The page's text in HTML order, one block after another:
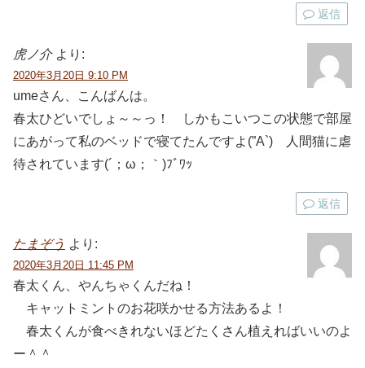
返信
虎ノ介 より:
2020年3月20日 9:10 PM
umeさん、こんばんは。
春太ひどいでしょ～～っ！ しかもこいつこの状態で部屋
にあがって私のベッドで寝てたんですよ(”A`) 人間猫に虐
待されています(´；ω；｀)ﾌﾞﾜｯ
返信
たまぞう より:
2020年3月20日 11:45 PM
春太くん、やんちゃくんだね！
キャットミントのお花咲かせる方法あるよ！
春太くんが食べきれないほどたくさん植えればいいのよ
ー＾＾